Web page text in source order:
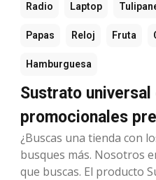
Radio Laptop
Papas Reloj Fruta
Hamburguesa
Sustrato
promocionales
¿Buscas una tienda con
busques más. Nosotros
que buscas. El producto